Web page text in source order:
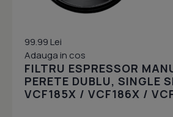
99.99 Lei
Adauga in cos
FILTRU ESPRESSOR
PERETE DUBLU, SINGLE
VCF185X / VCF186X /